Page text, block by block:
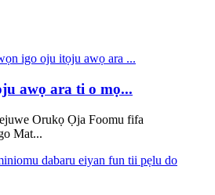
awọ ara ti o mọ...
Orukọ Ọja Foomu fifa
Mat...